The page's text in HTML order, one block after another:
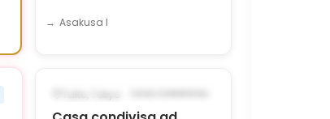
Asakusa I
POSSIBILMENTE DAL SEP 16, 2026
Taito, Tokyo